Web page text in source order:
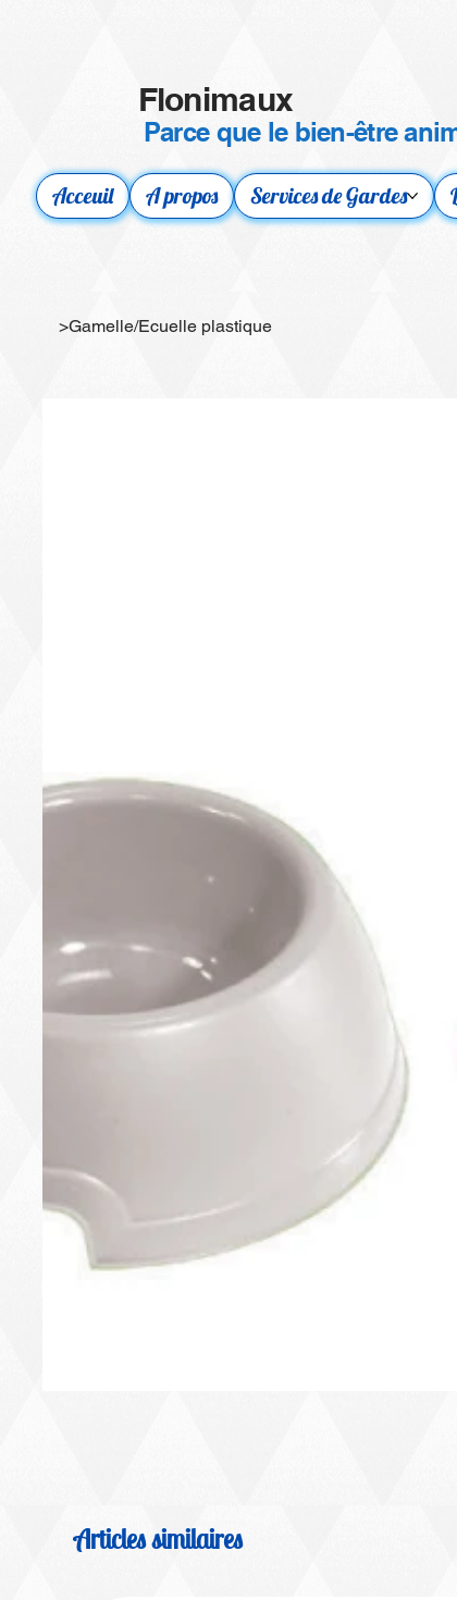
Flonimaux
Parce que le bien-être
Acceuil A propos Services de Gardes
>Gamelle/Ecuelle plastique
Articles similaires